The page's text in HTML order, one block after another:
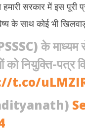
सरकार में इस पूरी
के साथ कोई भी
के
को नियुक्ति-
t.co/